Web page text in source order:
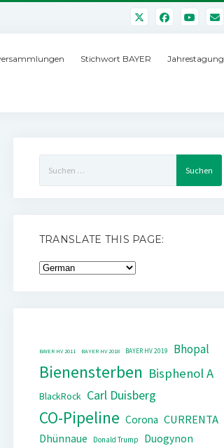
Stichwort BAYER Jahrestagung
nach:
TRANSLATE THIS PAGE:
BAYER HV 2011 BAYER HV 2018 BAYER HV 2019 Bhopal
Bienensterben Bisphenol A
BlackRock Carl Duisberg
CO-Pipeline Corona CURRENTA
Dhünnaue Donald Trump
Duogynon